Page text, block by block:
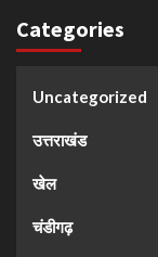
Categories
Uncategorized
उत्तराखंड
खेल
चंडीगढ़